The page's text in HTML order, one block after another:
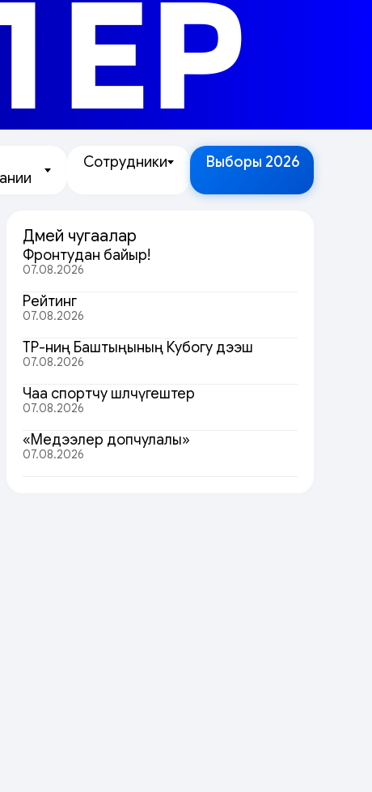
Сотрудники Выборы 2026
Дөмей чугаалар
Фронтудан байыр!
07.08.2026
Рейтинг
07.08.2026
ТР-ниң Баштыңының Кубогу дээш
07.08.2026
Чаа спортчу шөлчүгештер
07.08.2026
«Медээлер допчулалы»
07.08.2026